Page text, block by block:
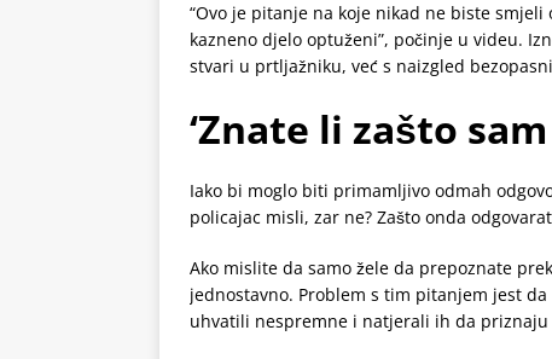
“Ovo je pitanje na koje nikad ne biste
kazneno djelo optuženi”, počinje u videu.
stvari u prtljažniku, već s naizgled
‘Znate li zašto
Iako bi moglo biti primamljivo odmah
policajac misli, zar ne? Zašto onda
Ako mislite da samo žele da prepoznate
jednostavno. Problem s tim pitanjem jest
uhvatili nespremne i natjerali ih da priznaju